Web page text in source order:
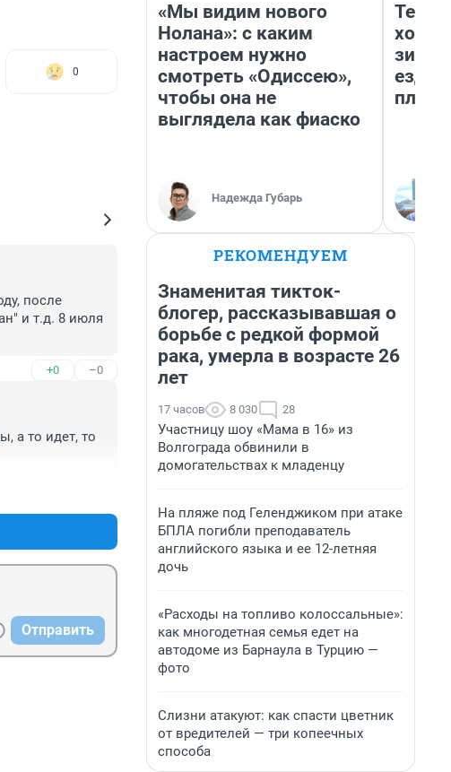
0
после
и т.д. 8 июля
+0 –0
а то идет, то
Отправить
«Мы видим нового
Нолана»: с каким
настроем нужно
смотреть «Одиссею»,
чтобы она не
выглядела как фиаско
Надежда Губарь
ездит
РЕКОМЕНДУЕМ
Знаменитая тикток-
блогер, рассказывавшая о
борьбе с редкой формой
рака, умерла в возрасте 26
лет
17 часов 8 030 28
Участницу шоу «Мама в 16» из
Волгограда обвинили в
домогательствах к младенцу
На пляже под Геленджиком при атаке
БПЛА погибли преподаватель
английского языка и ее 12-летняя
дочь
«Расходы на топливо колоссальные»:
как многодетная семья едет на
автодоме из Барнаула в Турцию —
фото
Слизни атакуют: как спасти цветник
от вредителей — три копеечных
способа